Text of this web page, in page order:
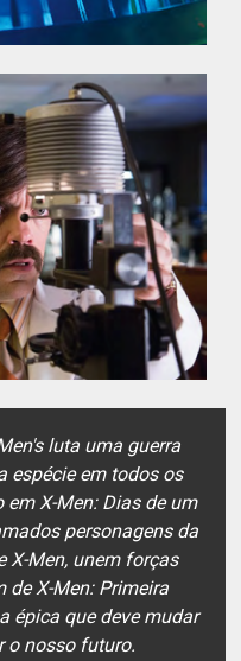
luta uma guerra
espécie em todos os
X-Men: Dias de um
personagens da
X-Men, unem forças
de X-Men: Primeira
épica que deve mudar
o nosso futuro.